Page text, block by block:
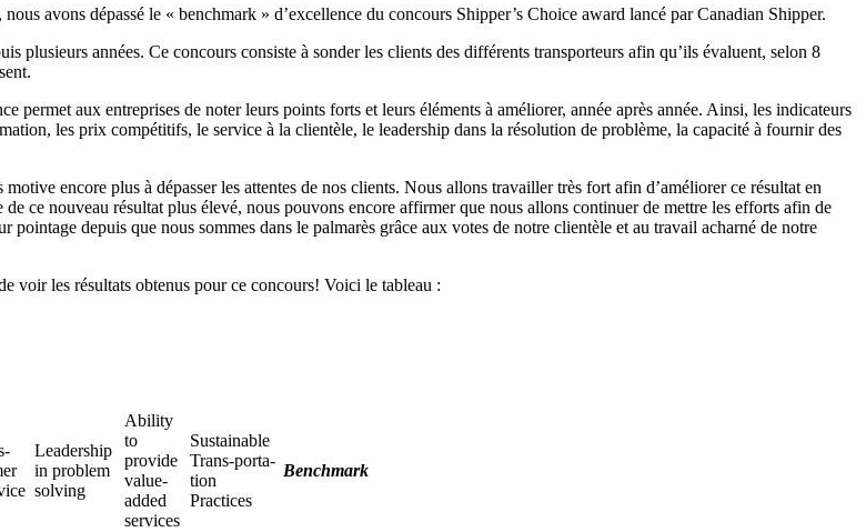
avons dépassé le « benchmark » d’excellence du concours Shipper’s Choice award lancé par Canadian Shipper.
plusieurs années. Ce concours consiste à sonder les clients des différents transporteurs afin qu’ils évaluent, selon 8
permet aux entreprises de noter leurs points forts et leurs éléments à améliorer, année après année. Ainsi, les indicateurs
les prix compétitifs, le service à la clientèle, le leadership dans la résolution de problème, la capacité à fournir des
encore plus à dépasser les attentes de nos clients. Nous allons travailler très fort afin d’améliorer ce résultat en
ce nouveau résultat plus élevé, nous pouvons encore affirmer que nous allons continuer de mettre les efforts afin de
depuis que nous sommes dans le palmarès grâce aux votes de notre clientèle et au travail acharné de notre
voir les résultats obtenus pour ce concours! Voici le tableau :
Leadership
in problem
solving
Ability
to
provide
value-
added
services
Sustainable
Trans-porta-
tion
Practices
Benchmark